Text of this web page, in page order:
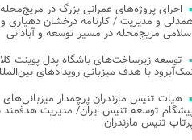
اجرای پروژه‌های عمرانی بزرگ در
و مدیریت / کارنامه درخشان دهیاری
اسلامی مریج‌محله در مسیر توسعه و آبادانی
توسعه زیرساخت‌های باشگاه پدل پوینت
با هدف میزبانی رویدادهای
هیات تنیس مازندران پرچمدار
توسعه تنیس ایران/ مدیریت
تنیس مازندران